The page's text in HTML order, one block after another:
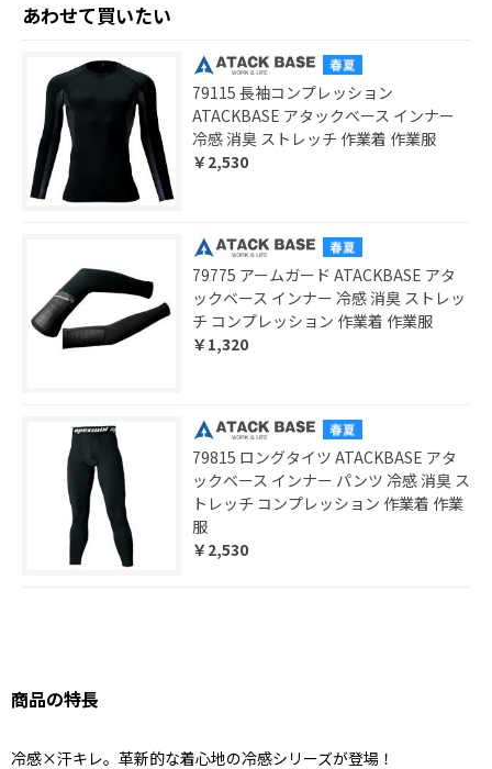
あわせて買いたい
79115 長袖コンプレッション
ATACKBASE アタックベース インナー
冷感 消臭 ストレッチ 作業着 作業服
￥2,530
79775 アームガード ATACKBASE アタ
ックベース インナー 冷感 消臭 ストレッ
チ コンプレッション 作業着 作業服
￥1,320
79815 ロングタイツ ATACKBASE アタ
ックベース インナー パンツ 冷感 消臭 ス
トレッチ コンプレッション 作業着 作業
服
￥2,530
商品の特長
冷感×汗キレ。革新的な着心地の冷感シリーズが登場！